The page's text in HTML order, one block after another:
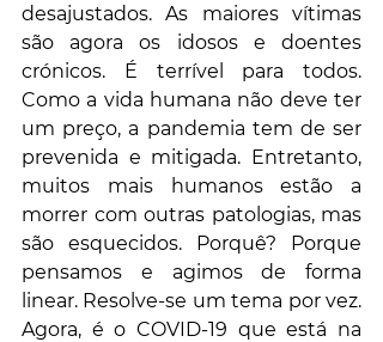
desajustados. As maiores vítimas
são agora os idosos e doentes
crónicos. É terrível para todos.
Como a vida humana não deve ter
um preço, a pandemia tem de ser
prevenida e mitigada. Entretanto,
muitos mais humanos estão a
morrer com outras patologias, mas
são esquecidos. Porquê? Porque
pensamos e agimos de forma
linear. Resolve-se um tema por vez.
Agora, é o COVID-19 que está na